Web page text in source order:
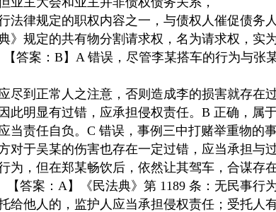
法律规定的职权内容之一，与债权人催促债务
》规定的共有物分割请求权，名为请求权，实
【答案：B】A 错误，尽管李某搭车的行为与
尽到正常人之注意，否则造成李的损害就存在
此明显有过错，应承担侵权责任。B 正确，属
当责任自负。C 错误，事例三中打赌举重物的
对于吴某的伤害也存在一定过错，应当承担与
为，但在郑某畅饮后，依然让其驾车，合谋存
【答案：A】《民法典》第 1189 条：无民事行
给他人的，监护人应当承担侵权责任；受托人